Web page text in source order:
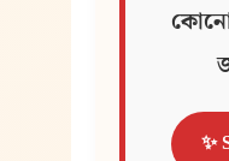
কোনো
✨